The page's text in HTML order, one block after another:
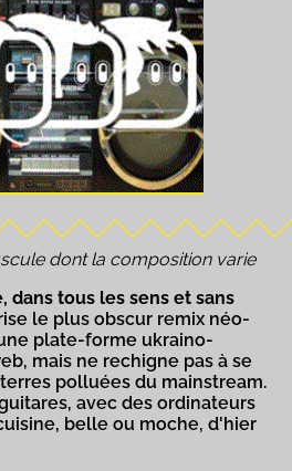
dont la composition varie
dans tous les sens et sans
le plus obscur remix néo-
plate-forme ukraino-
mais ne rechigne pas à se
polluées du mainstream.
avec des ordinateurs
belle ou moche, d'hier